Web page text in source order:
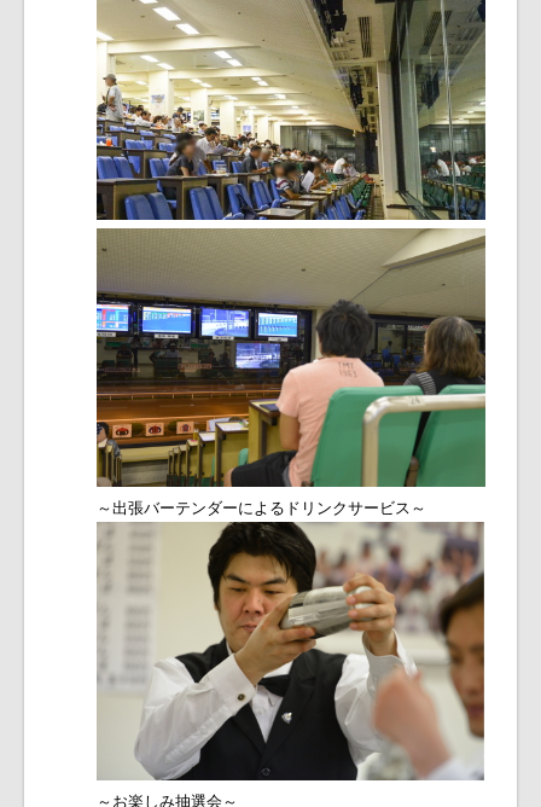
～出張バーテンダーによるドリンクサービス～
～お楽しみ抽選会～